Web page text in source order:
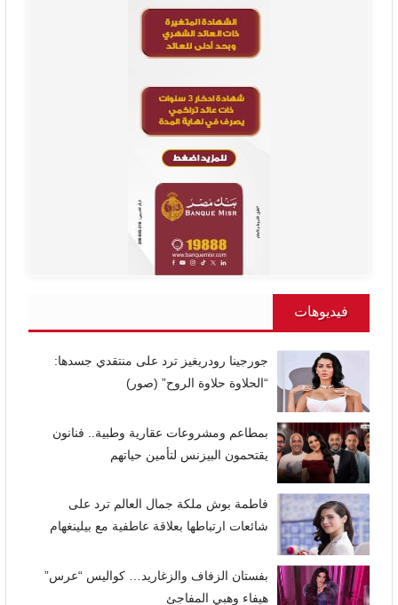
فيديوهات
جورجينا رودريغيز ترد على منتقدي جسدها:
“الحلاوة حلاوة الروح” (صور)
بمطاعم ومشروعات عقارية وطبية.. فنانون
يقتحمون البيزنس لتأمين حياتهم
فاطمة بوش ملكة جمال العالم ترد على
شائعات ارتباطها بعلاقة عاطفية مع بيلينغهام
بفستان الزفاف والزغاريد… كواليس “عرس”
هيفاء وهبي المفاجئ